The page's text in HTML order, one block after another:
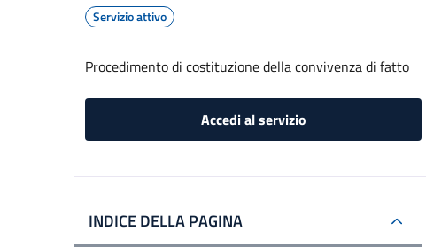
Servizio attivo
Procedimento di costituzione della convivenza di fatto
Accedi al servizio
INDICE DELLA PAGINA